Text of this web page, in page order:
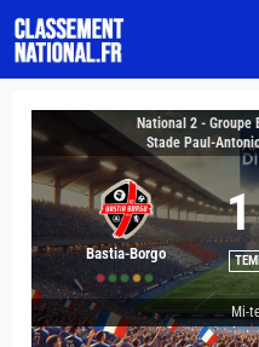
National 2 - Groupe
Stade Paul-
Bastia-Borgo
1
Mi-